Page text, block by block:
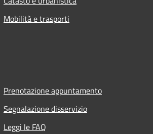
Mobilità e trasporti
Prenotazione appuntamento
Segnalazione disservizio
Leggi le FAQ